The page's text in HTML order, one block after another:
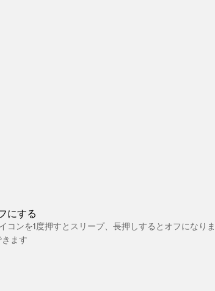
にする
コンを1度押すとスリープ、長押しするとオフになり
ます